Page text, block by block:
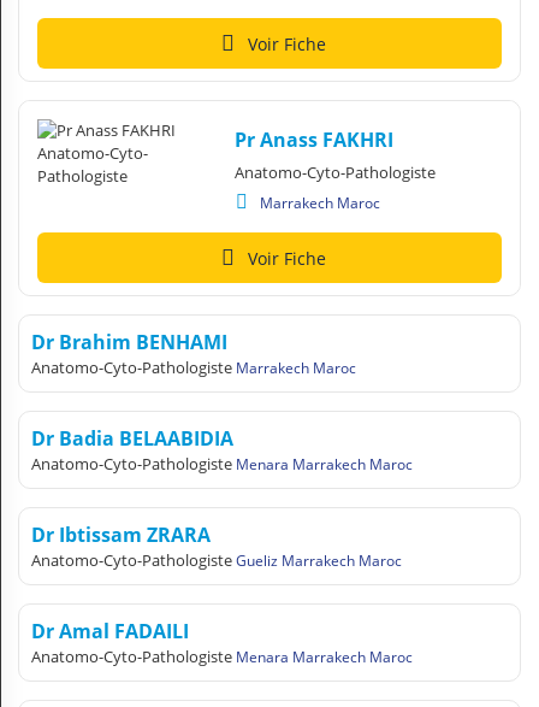
Voir Fiche
Pr Anass FAKHRI
Anatomo-Cyto-Pathologiste
Marrakech Maroc
Voir Fiche
Dr Brahim BENHAMI
Anatomo-Cyto-Pathologiste Marrakech Maroc
Dr Badia BELAABIDIA
Anatomo-Cyto-Pathologiste Menara Marrakech Maroc
Dr Ibtissam ZRARA
Anatomo-Cyto-PathologisteGueliz Marrakech Maroc
Dr Amal FADAILI
Anatomo-Cyto-Pathologiste Menara Marrakech Maroc